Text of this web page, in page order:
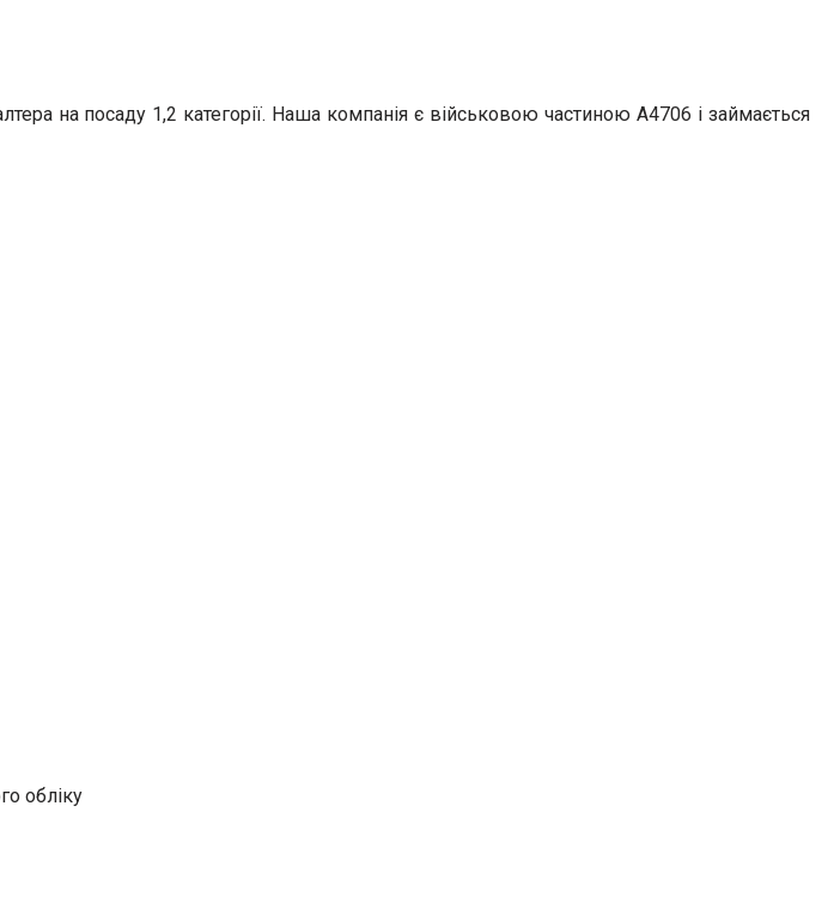
на посаду 1,2 категорії. Наша компанія є військовою частиною А4706 і займається
обліку